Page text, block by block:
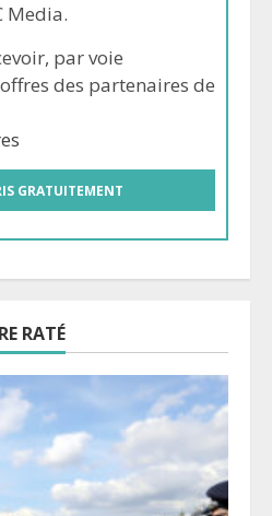
Media.
par voie
des partenaires de
RATÉ